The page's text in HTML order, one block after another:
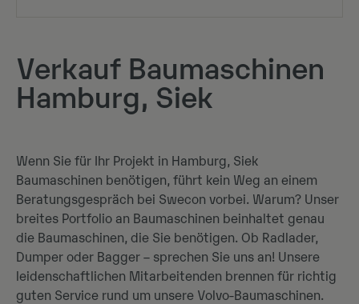
Verkauf Baumaschinen
Hamburg, Siek
Wenn Sie für Ihr Projekt in Hamburg, Siek
Baumaschinen benötigen, führt kein Weg an einem
Beratungsgespräch bei Swecon vorbei. Warum? Unser
breites Portfolio an Baumaschinen beinhaltet genau
die Baumaschinen, die Sie benötigen. Ob Radlader,
Dumper oder Bagger – sprechen Sie uns an! Unsere
leidenschaftlichen Mitarbeitenden brennen für richtig
guten Service rund um unsere Volvo-Baumaschinen.